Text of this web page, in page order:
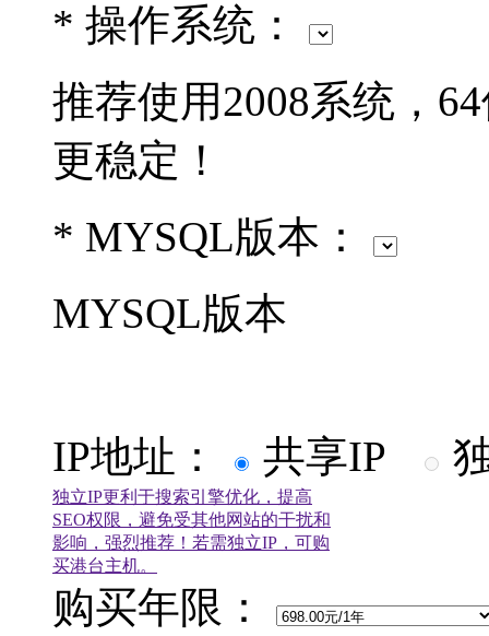
* 操作系统：
推荐使用2008系统，
更稳定！
* MYSQL版本：
MYSQL版本
IP地址： 共享IP
独立IP更利于搜索引擎优化，提高
SEO权限，避免受其他网站的干扰和
影响，强烈推荐！若需独立IP，可购
买港台主机。
购买年限：